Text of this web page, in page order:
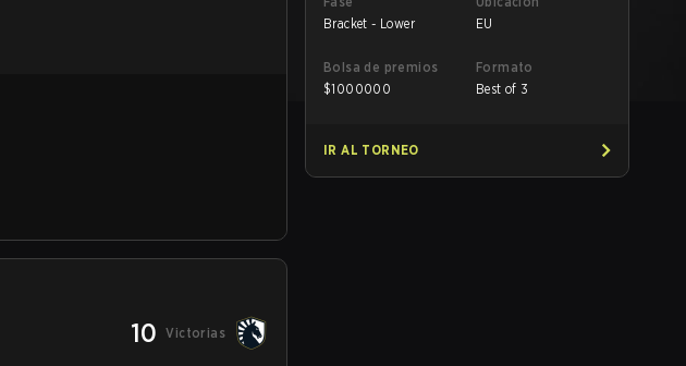
10 Victorias
Bracket - Lower
EU
Bolsa de premios
$1000000
Formato
Best of 3
IR AL TORNEO